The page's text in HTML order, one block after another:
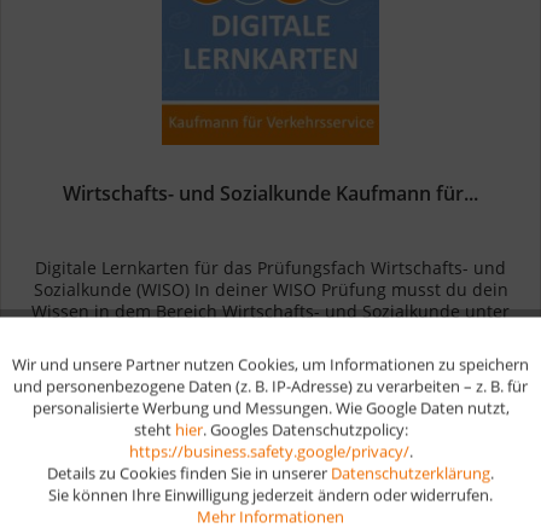
Wirtschafts- und Sozialkunde Kaufmann für...
Digitale Lernkarten für das Prüfungsfach Wirtschafts- und
Sozialkunde (WISO) In deiner WISO Prüfung musst du dein
Wissen in dem Bereich Wirtschafts- und Sozialkunde unter
Betriebswirtschaft,...
ab 19,90 € *
Merken
Funktionale Aktiv
Aktiv
Wir und unsere Partner nutzen Cookies, um Informationen zu speichern
und personenbezogene Daten (z. B. IP-Adresse) zu verarbeiten – z. B. für
personalisierte Werbung und Messungen. Wie Google Daten nutzt,
steht hier. Googles Datenschutzpolicy:
https://business.safety.google/privacy/.
Details zu Cookies finden Sie in unserer Datenschutzerklärung.
Sie können Ihre Einwilligung jederzeit ändern oder widerrufen.
Mehr Informationen